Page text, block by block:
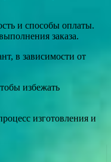
и способы оплаты.
заказа.
в зависимости от
избежать
изготовления и